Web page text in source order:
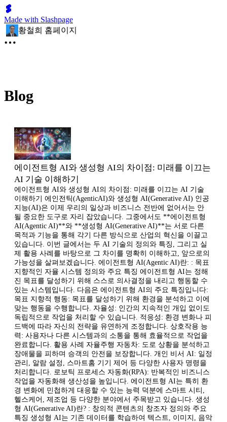
Made with Slashpage
황철희 홈페이지
Blog
에이전트형 AI와 생성형 AI의 차이점: 미래를 이끄는
AI 기술 이해하기
에이전트형 AI와 생성형 AI의 차이점: 미래를 이끄는 AI 기술
이해하기 에인전틱(AgenticAI)와 생성형 AI(Generative AI) 인공
지능(AI)은 이제 우리의 일상과 비즈니스 전반에 없어서는 안
될 중요한 도구로 자리 잡았습니다. 그중에서도 **에이전트형
AI(Agentic AI)**와 **생성형 AI(Generative AI)**는 서로 다른
목적과 기능을 통해 각기 다른 방식으로 산업의 혁신을 이끌고
있습니다. 이번 글에서는 두 AI 기술의 정의와 특징, 그리고 실
제 활용 사례를 바탕으로 그 차이를 명확히 이해하고, 앞으로의
가능성을 살펴보겠습니다. 에이전트형 AI(Agentic AI)란: : 목표
지향적인 자율 시스템 정의와 주요 특징 에이전트형 AI는 정해
진 목표를 달성하기 위해 스스로 의사결정을 내리고 행동할 수
있는 시스템입니다. 다음은 에이전트형 AI의 주요 특징입니다:
목표 지향적 행동: 목표를 달성하기 위해 환경을 분석하고 이에
맞는 행동을 수행합니다. 자율성: 인간의 지속적인 개입 없이도
독립적으로 작업을 처리할 수 있습니다. 적응성: 환경 변화나 피
드백에 따라 자신의 전략을 유연하게 조정합니다. 상호작용 능
력: 사용자나 다른 시스템과의 소통을 통해 효율적으로 작업을
완료합니다. 활용 사례 자율주행 자동차: 도로 상황을 분석하고
장애물을 피하며 승객의 안전을 보장합니다. 개인 비서 AI: 일정
관리, 알람 설정, 스마트홈 기기 제어 등 다양한 사용자 명령을
처리합니다. 로보틱 프로세스 자동화(RPA): 반복적인 비즈니스
작업을 자동화해 생산성을 높입니다. 에이전트형 AI는 특히 환
경 변화에 민첩하게 대응할 수 있는 능력 덕분에 스마트 시티,
헬스케어, 제조업 등 다양한 분야에서 주목받고 있습니다. 생성
형 AI(Generative AI)란? : 창의적 콘텐츠의 창조자 정의와 주요
특징 생성형 AI는 기존 데이터를 학습하여 텍스트, 이미지, 음악